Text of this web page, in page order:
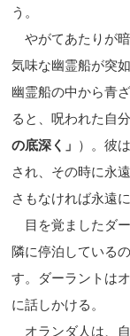
う。
やがてあたりが
気味な幽霊船が突
幽霊船の中から青
ると、呪われた自
の底深く」 ）。彼
され、その時に永
さもなければ永遠
目を覚ましたダ
隣に停泊している
す。ダーラントは
に話しかける。
オランダ人は、